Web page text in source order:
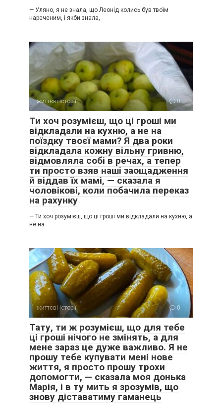
— Уляно, я не знала, що Леонід колись був твоїм
нареченим, і якби знала,
життєві історії 0
Ти хоч розумієш, що ці гроші ми
відкладали на кухню, а не на
поїздку твоєї мами? Я два роки
відкладала кожну вільну гривню,
відмовляла собі в речах, а тепер
ти просто взяв наші заощадження
й віддав їх мамі, — сказала я
чоловікові, коли побачила переказ
на рахунку
— Ти хоч розумієш, що ці гроші ми відкладали на кухню, а
не на
життєві історії 0
Тату, ти ж розумієш, що для тебе
ці гроші нічого не змінять, а для
мене зараз це дуже важливо. Я не
прошу тебе купувати мені нове
життя, я просто прошу трохи
допомогти, — сказала моя донька
Марія, і в ту мить я зрозумів, що
знову діставатиму гаманець